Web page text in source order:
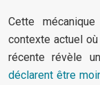
Cette
contexte actuel
récente révèle
déclarent être